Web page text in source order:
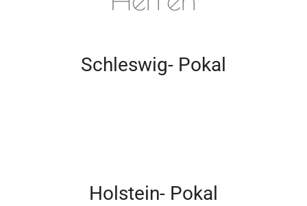
Schleswig- Pokal
Holstein- Pokal